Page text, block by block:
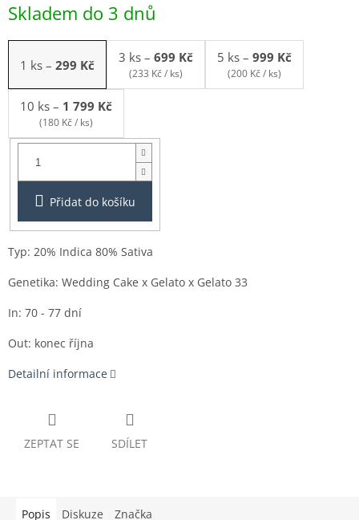
cena:
Skladem do 3 dnů
1 ks – 299 Kč 3 ks – 699 Kč
(233 Kč / ks)
5 ks – 999 Kč
(200 Kč / ks)
10 ks – 1 799 Kč
(180 Kč / ks)
Balení:
Přidat do košíku
Typ: 20% Indica 80% Sativa
Genetika: Wedding Cake x Gelato x Gelato 33
In: 70 - 77 dní
Out: konec října
Detailní informace
ZEPTAT SE SDÍLET
Popis Diskuze Značka